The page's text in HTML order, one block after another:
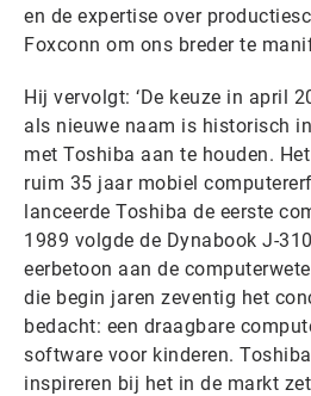
en de expertise over
Foxconn om ons breder te
Hij vervolgt: ‘De keuze in april
als nieuwe naam is historisch
met Toshiba aan te houden.
ruim 35 jaar mobiel
lanceerde Toshiba de eerste
1989 volgde de Dynabook J-
eerbetoon aan de
die begin jaren zeventig het
bedacht: een draagbare
software voor kinderen.
inspireren bij het in de markt